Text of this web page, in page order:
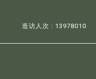
造访人次 : 13978010